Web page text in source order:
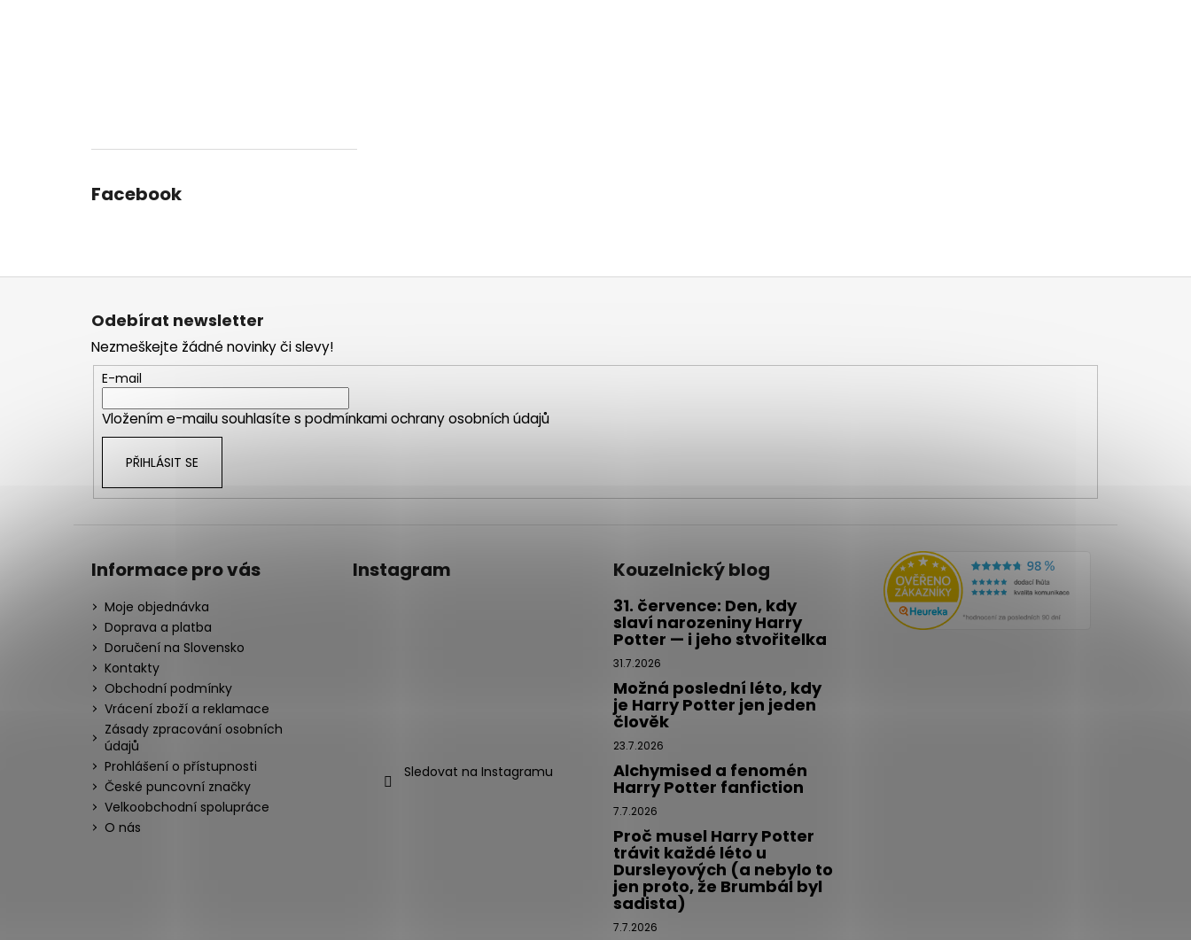
Facebook
Odebírat newsletter
Nezmeškejte žádné novinky či slevy!
E-mail
Vložením e-mailu souhlasíte s podmínkami ochrany osobních údajů
PŘIHLÁSIT SE
Informace pro vás
Moje objednávka
Doprava a platba
Doručení na Slovensko
Kontakty
Obchodní podmínky
Vrácení zboží a reklamace
Zásady zpracování osobních
údajů
Prohlášení o přístupnosti
České puncovní značky
Velkoobchodní spolupráce
O nás
Instagram
Sledovat na Instagramu
Kouzelnický blog
31. července: Den, kdy
slaví narozeniny Harry
Potter — i jeho stvořitelka
31.7.2026
Možná poslední léto, kdy
je Harry Potter jen jeden
člověk
23.7.2026
Alchymised a fenomén
Harry Potter fanfiction
7.7.2026
Proč musel Harry Potter
trávit každé léto u
Dursleyových (a nebylo to
jen proto, že Brumbál byl
sadista)
7.7.2026